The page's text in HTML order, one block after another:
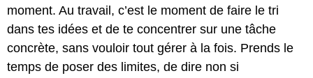
moment. Au travail, c’est le moment de faire le tri
dans tes idées et de te concentrer sur une tâche
concrète, sans vouloir tout gérer à la fois. Prends le
temps de poser des limites, de dire non si